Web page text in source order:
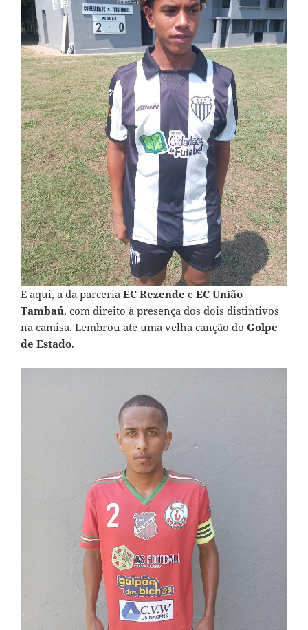
E aqui, a da parceria EC Rezende e EC União
Tambaú, com direito à presença dos dois distintivos
na camisa. Lembrou até uma velha canção do Golpe
de Estado.